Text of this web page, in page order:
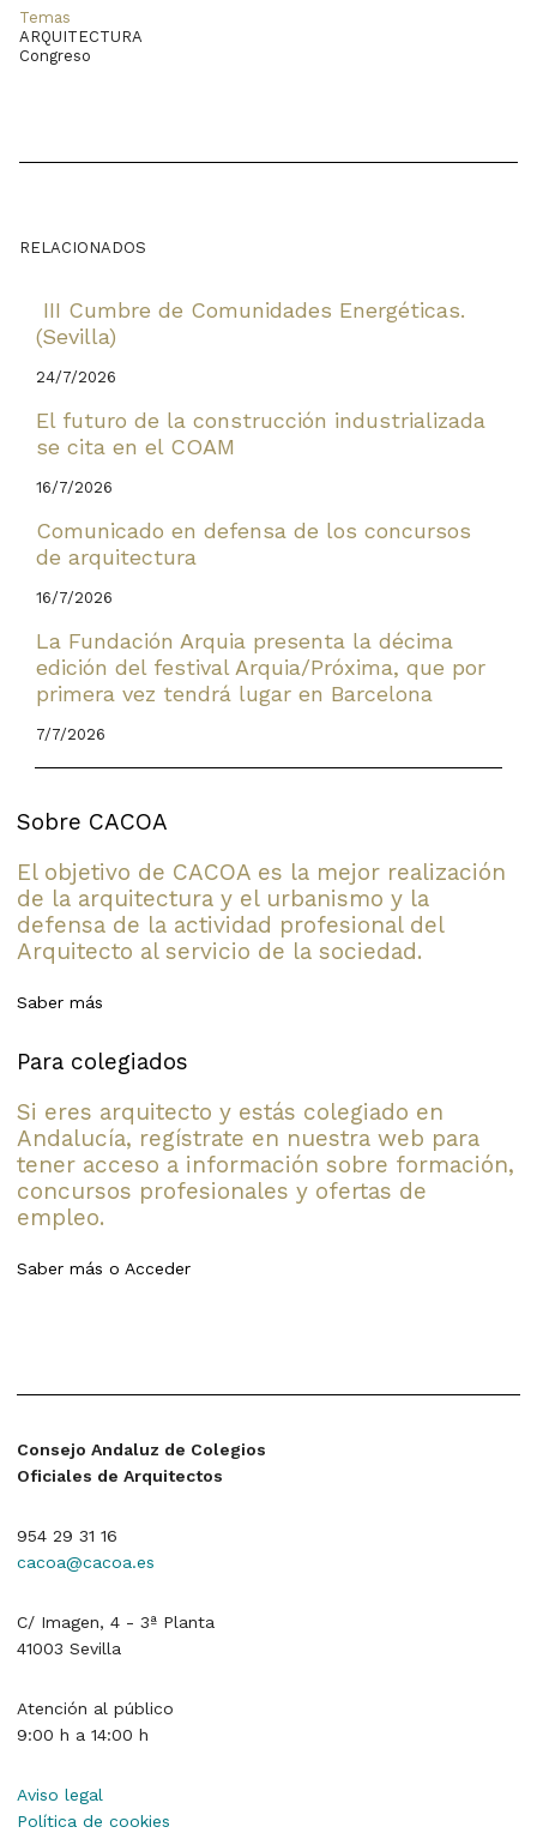
Temas
ARQUITECTURA
Congreso
RELACIONADOS
III Cumbre de Comunidades Energéticas.
(Sevilla)
24/7/2026
El futuro de la construcción industrializada
se cita en el COAM
16/7/2026
Comunicado en defensa de los concursos
de arquitectura
16/7/2026
La Fundación Arquia presenta la décima
edición del festival Arquia/Próxima, que por
primera vez tendrá lugar en Barcelona
7/7/2026
Sobre CACOA
El objetivo de CACOA es la mejor realización
de la arquitectura y el urbanismo y la
defensa de la actividad profesional del
Arquitecto al servicio de la sociedad.
Saber más
Para colegiados
Si eres arquitecto y estás colegiado en
Andalucía, regístrate en nuestra web para
tener acceso a información sobre formación,
concursos profesionales y ofertas de
empleo.
Saber más o Acceder
Consejo Andaluz de Colegios
Oficiales de Arquitectos
954 29 31 16
cacoa@cacoa.es
C/ Imagen, 4 - 3ª Planta
41003 Sevilla
Atención al público
9:00 h a 14:00 h
Aviso legal
Política de cookies